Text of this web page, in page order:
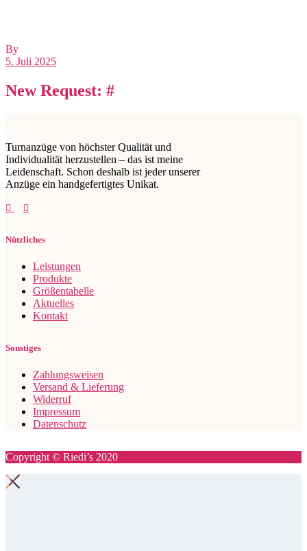
By
5. Juli 2025
New Request: #
Turnanzüge von höchster Qualität und
Individualität herzustellen – das ist meine
Leidenschaft. Schon deshalb ist jeder unserer
Anzüge ein handgefertigtes Unikat.
Nützliches
Leistungen
Produkte
Größentabelle
Aktuelles
Kontakt
Sonstiges
Zahlungsweisen
Versand & Lieferung
Widerruf
Impressum
Datenschutz
Copyright © Riedi’s 2020